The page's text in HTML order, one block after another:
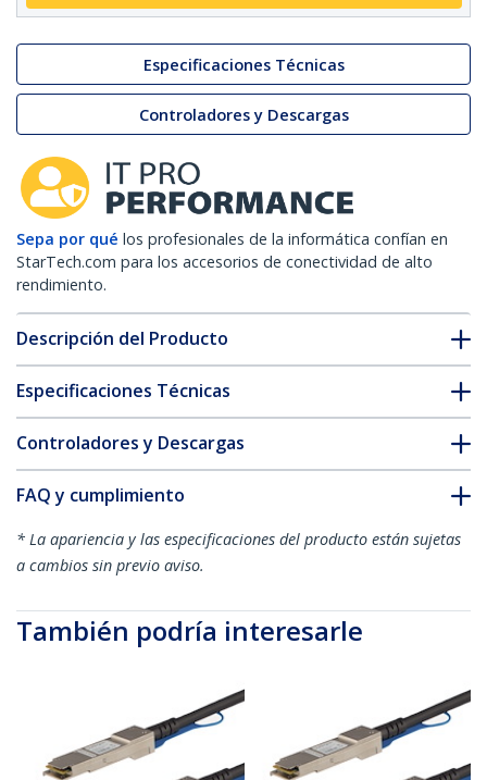
Especificaciones Técnicas
Controladores y Descargas
Sepa por qué los profesionales de la informática confían en
StarTech.com para los accesorios de conectividad de alto
rendimiento.
Descripción del Producto
Especificaciones Técnicas
Controladores y Descargas
FAQ y cumplimiento
* La apariencia y las especificaciones del producto están sujetas
a cambios sin previo aviso.
También podría interesarle